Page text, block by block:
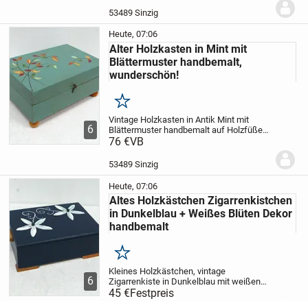
Jahren und ist umfunktioniert.
Schnappriegel...
53489 Sinzig
6
Heute, 07:06
Alter Holzkasten in Mint mit
Blättermuster handbemalt,
wunderschön!
Merken
Vintage Holzkasten in Antik Mintmit
Blättermuster handbemalt aufHolzfüßen,
aus den ca 30er 40er Jahren.
Sammlung, die ich so
76 €VB
53489 Sinzig
6
Heute, 07:06
Altes Holzkästchen Zigarrenkistchen
in Dunkelblau + Weißes Blüten Dekor
handbemalt
Merken
Kleines Holzkästchen, vintage
Zigarrenkiste in Dunkelblau mitweißen
Blüten, handbemalt.
45 €Festpreis